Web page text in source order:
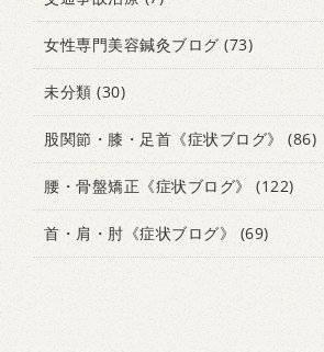
女性専門美容鍼灸ブログ (73)
未分類 (30)
股関節・膝・足首《症状ブログ》 (86)
腰・骨盤矯正《症状ブログ》 (122)
首・肩・肘《症状ブログ》 (69)